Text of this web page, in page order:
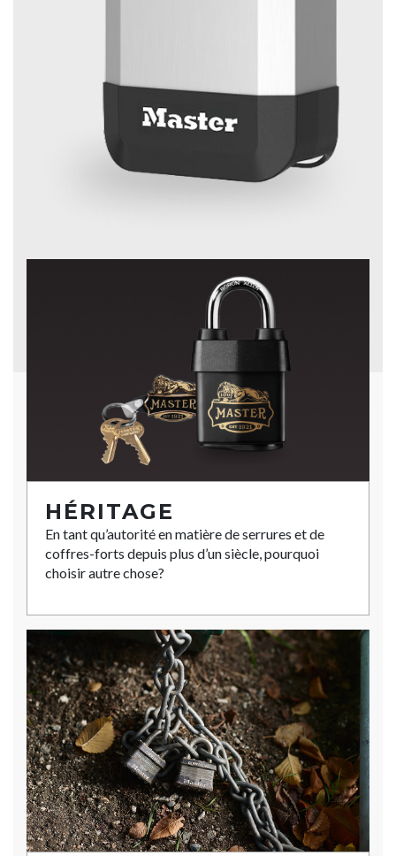
HÉRITAGE
En tant qu’autorité en matière de serrures et de
coffres-forts depuis plus d’un siècle, pourquoi
choisir autre chose?